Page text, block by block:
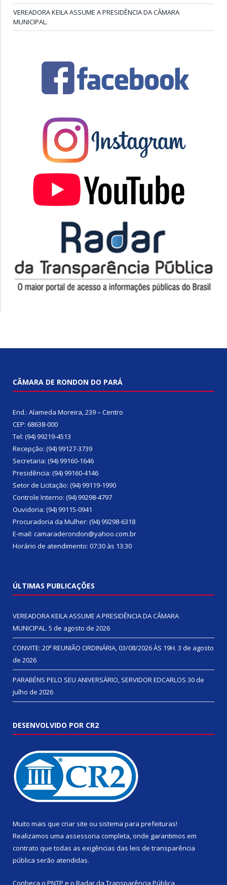
VEREADORA KEILA ASSUME A PRESIDÊNCIA DA CÂMARA
MUNICIPAL.
CÂMARA DE RONDON DO PARÁ
End.: Alameda Moreira, 239 – Centro
CEP: 68638-000
Tel: (94) 99219-4513
Recepção: (94) 99127-3739
Secretaria: (94) 99160-1646
Presidência: (94) 99160-4146
Setor de Licitação: (94) 99119-1990
Controle Interno: (94) 99298-4797
Ouvidoria: (94) 99115-0941
Procuradoria da Mulher: (94) 99298-6318
E-mail: camaraderondon@yahoo.com.br
Horário de atendimento: 07:30 às 13:30
ÚLTIMAS PUBLICAÇÕES
VEREADORA KEILA ASSUME A PRESIDÊNCIA DA CÂMARA
MUNICIPAL. 5 de agosto de 2026
CONVITE: 20ª REUNIÃO ORDINÁRIA, 03/08/2026 ÀS 19H. 3 de agosto
de 2026
PARABÉNS PELO SEU ANIVERSÁRIO, SERVIDOR EDCARLOS 30 de
julho de 2026
DESENVOLVIDO POR CR2
Muito mais que criar site ou sistema para prefeituras!
Realizamos uma assessoria completa, onde garantimos em
contrato que todas as exigências das leis de transparência
pública serão atendidas.
Conheça o PNTP e o Radar da Transparência Pública